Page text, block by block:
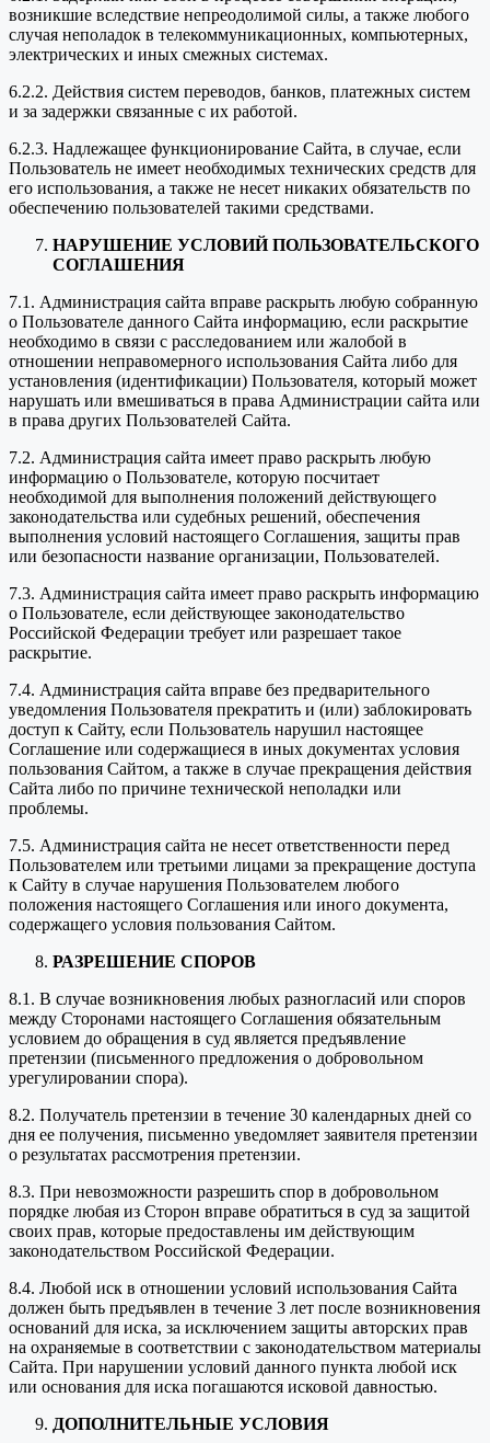
возникшие вследствие непреодолимой силы, а также любого
случая неполадок в телекоммуникационных, компьютерных,
электрических и иных смежных системах.
6.2.2. Действия систем переводов, банков, платежных систем
и за задержки связанные с их работой.
6.2.3. Надлежащее функционирование Сайта, в случае, если
Пользователь не имеет необходимых технических средств для
его использования, а также не несет никаких обязательств по
обеспечению пользователей такими средствами.
НАРУШЕНИЕ УСЛОВИЙ ПОЛЬЗОВАТЕЛЬСКОГО
СОГЛАШЕНИЯ
7.1. Администрация сайта вправе раскрыть любую собранную
о Пользователе данного Сайта информацию, если раскрытие
необходимо в связи с расследованием или жалобой в
отношении неправомерного использования Сайта либо для
установления (идентификации) Пользователя, который может
нарушать или вмешиваться в права Администрации сайта или
в права других Пользователей Сайта.
7.2. Администрация сайта имеет право раскрыть любую
информацию о Пользователе, которую посчитает
необходимой для выполнения положений действующего
законодательства или судебных решений, обеспечения
выполнения условий настоящего Соглашения, защиты прав
или безопасности название организации, Пользователей.
7.3. Администрация сайта имеет право раскрыть информацию
о Пользователе, если действующее законодательство
Российской Федерации требует или разрешает такое
раскрытие.
7.4. Администрация сайта вправе без предварительного
уведомления Пользователя прекратить и (или) заблокировать
доступ к Сайту, если Пользователь нарушил настоящее
Соглашение или содержащиеся в иных документах условия
пользования Сайтом, а также в случае прекращения действия
Сайта либо по причине технической неполадки или
проблемы.
7.5. Администрация сайта не несет ответственности перед
Пользователем или третьими лицами за прекращение доступа
к Сайту в случае нарушения Пользователем любого
положения настоящего Соглашения или иного документа,
содержащего условия пользования Сайтом.
РАЗРЕШЕНИЕ СПОРОВ
8.1. В случае возникновения любых разногласий или споров
между Сторонами настоящего Соглашения обязательным
условием до обращения в суд является предъявление
претензии (письменного предложения о добровольном
урегулировании спора).
8.2. Получатель претензии в течение 30 календарных дней со
дня ее получения, письменно уведомляет заявителя претензии
о результатах рассмотрения претензии.
8.3. При невозможности разрешить спор в добровольном
порядке любая из Сторон вправе обратиться в суд за защитой
своих прав, которые предоставлены им действующим
законодательством Российской Федерации.
8.4. Любой иск в отношении условий использования Сайта
должен быть предъявлен в течение 3 лет после возникновения
оснований для иска, за исключением защиты авторских прав
на охраняемые в соответствии с законодательством материалы
Сайта. При нарушении условий данного пункта любой иск
или основания для иска погашаются исковой давностью.
ДОПОЛНИТЕЛЬНЫЕ УСЛОВИЯ